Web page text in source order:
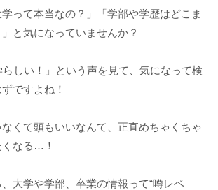
学って本当なの？」「学部や学歴はどこま
と気になっていませんか？
しい！」という声を見て、気になって検
ですよね！
くて頭もいいなんて、正直めちゃくちゃ
なる…！
大学や学部、卒業の情報って“噂レベ